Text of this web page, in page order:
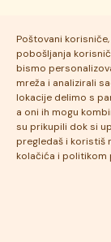
Poštovani
pobošljanja
bismo
mreža i analizirali
lokacije delimo s
a oni ih mogu
su prikupili dok si
pregledaš i koristiš
kolačića i politikom